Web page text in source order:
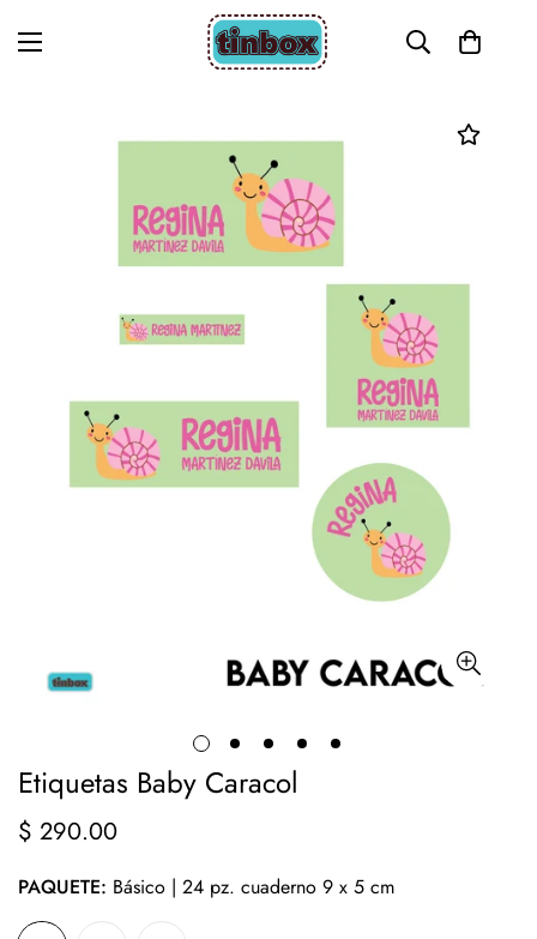
Etiquetas Baby Caracol
Precio
$ 290.00
PAQUETE: Básico | 24 pz. cuaderno 9 x 5 cm